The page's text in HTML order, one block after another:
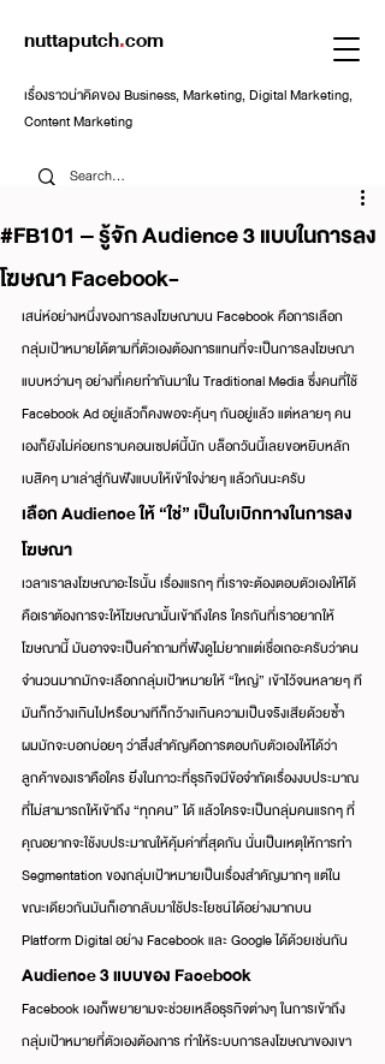
nuttaputch.com
เรื่องราวน่าคิดของ Business, Marketing, Digital Marketing,
Content Marketing
#FB101 – รู้จัก Audience 3 แบบในการลง
โฆษณา Facebook-
เสน่ห์อย่างหนึ่งของการลงโฆษณาบน Facebook คือการเลือก
กลุ่มเป้าหมายได้ตามที่ตัวเองต้องการแทนที่จะเป็นการลงโฆษณา
แบบหว่านๆ อย่างที่เคยทำกันมาใน Traditional Media ซึ่งคนที่ใช้
Facebook Ad อยู่แล้วก็คงพอจะคุ้นๆ กันอยู่แล้ว แต่หลายๆ คน
เองก็ยังไม่ค่อยทราบคอนเซปต์นี้นัก บล็อกวันนี้เลยขอหยิบหลัก
เบสิคๆ มาเล่าสู่กันฟังแบบให้เข้าใจง่ายๆ แล้วกันนะครับ
เลือก Audience ให้ “ใช่” เป็นใบเบิกทางในการลง
โฆษณา
เวลาเราลงโฆษณาอะไรนั้น เรื่องแรกๆ ที่เราจะต้องตอบตัวเองให้ได้
คือเราต้องการจะให้โฆษณานั้นเข้าถึงใคร ใครกันที่เราอยากให้
โฆษณานี้ มันอาจจะเป็นคำถามที่ฟังดูไม่ยากแต่เชื่อเถอะครับว่าคน
จำนวนมากมักจะเลือกกลุ่มเป้าหมายให้ “ใหญ่” เข้าไว้จนหลายๆ ที
มันก็กว้างเกินไปหรือบางทีก็กว้างเกินความเป็นจริงเสียด้วยซ้ำ
ผมมักจะบอกบ่อยๆ ว่าสิ่งสำคัญคือการตอบกับตัวเองให้ได้ว่า
ลูกค้าของเราคือใคร ยิ่งในภาวะที่ธุรกิจมีข้อจำกัดเรื่องงบประมาณ
ที่ไม่สามารถให้เข้าถึง “ทุกคน” ได้ แล้วใครจะเป็นกลุ่มคนแรกๆ ที่
คุณอยากจะใช้งบประมาณให้คุ้มค่าที่สุดกัน นั่นเป็นเหตุให้การทำ
Segmentation ของกลุ่มเป้าหมายเป็นเรื่องสำคัญมากๆ แต่ใน
ขณะเดียวกันมันก็เอากลับมาใช้ประโยชน์ได้อย่างมากบน
Platform Digital อย่าง Facebook และ Google ได้ด้วยเช่นกัน
Audience 3 แบบของ Facebook
Facebook เองก็พยายามจะช่วยเหลือธุรกิจต่างๆ ในการเข้าถึง
กลุ่มเป้าหมายที่ตัวเองต้องการ ทำให้ระบบการลงโฆษณาของเขา